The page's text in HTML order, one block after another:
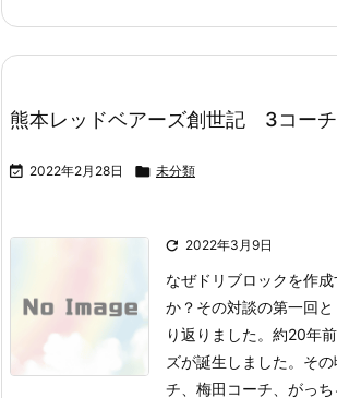
熊本レッドベアーズ創世記 3コー
 2022年2月28日  未分類
 2022年3月9日
なぜドリブロックを作
か？ その対談の第一回
り返りました。 約20年
ズが誕生しました。 そ
チ、梅田コーチ、がっ